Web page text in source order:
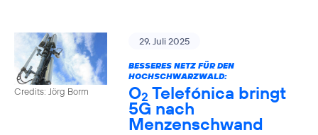
Credits: Jörg Borm
29. Juli 2025
BESSERES NETZ FÜR DEN
HOCHSCHWARZWALD:
O2 Telefónica bringt
5G nach
Menzenschwand